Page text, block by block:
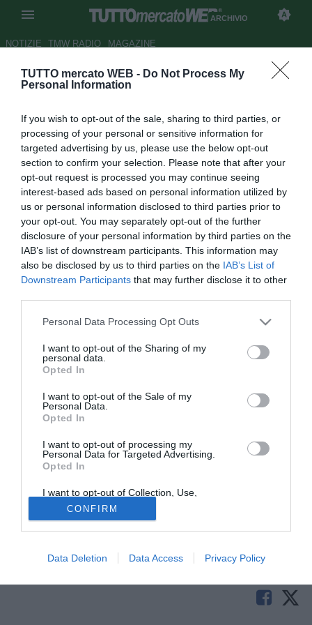
TUTTO mercato WEB - Do Not Process My
Personal Information
If you wish to opt-out of the sale, sharing to third parties, or
processing of your personal or sensitive information for
targeted advertising by us, please use the below opt-out
section to confirm your selection. Please note that after your
opt-out request is processed you may continue seeing
interest-based ads based on personal information utilized by
us or personal information disclosed to third parties prior to
your opt-out. You may separately opt-out of the further
disclosure of your personal information by third parties on the
IAB’s list of downstream participants. This information may
also be disclosed by us to third parties on the IAB’s List of
Downstream Participants that may further disclose it to other
Personal Data Processing Opt Outs
I want to opt-out of the Sharing of my
personal data.
Opted In
I want to opt-out of the Sale of my
Personal Data.
Opted In
I want to opt-out of processing my
Personal Data for Targeted Advertising.
Opted In
I want to opt-out of Collection, Use,
Retention, Sale, and/or Sharing of my
Personal Data that Is Unrelated with the
Purposes for which it was collected.
Opted Out
CONFIRM
Data Deletion Data Access Privacy Policy
ARCHIVIO
NOTIZIE TMW RADIO MAGAZINE
Caliandro sul mercato di
chiacchiere e più
concentrazione"
Autore Ilario Imparato
22.03.2007 15:52
vedi letture
Il noto procuratore dei due centrocampisti si dissocia dalla ultime
voci di mercato.
L'agente Francesco Caliandro, procuratore di Migliaccio e
relativamente ad un interessamento di Palermo e
Sampdoria rispettivamente a Migliaccio e Caserta.
"I due ragazzi sono artefici di un campionato ottimo, ma le
ultimissime prestazioni di Atalanta e Catania impongono
loro una maggiore concentrazione, anche perchè notizie
premature in questa fase del campionato rischiano solo di
non portare a nulla di concreto e di destabilizzare
l'ambiente".
Tutte le partite di Serie A della tua squadra. Attiva l’Offerta di